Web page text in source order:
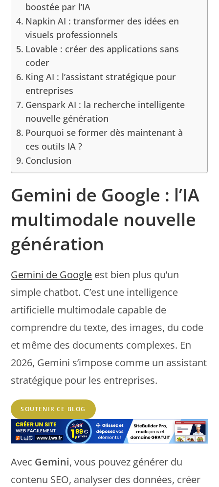
boostée par l’IA
Napkin AI : transformer des idées en
visuels professionnels
Lovable : créer des applications sans
coder
King AI : l’assistant stratégique pour
entreprises
Genspark AI : la recherche intelligente
nouvelle génération
Pourquoi se former dès maintenant à
ces outils IA ?
Conclusion
Gemini de Google : l’IA
multimodale nouvelle
génération
Gemini de Google est bien plus qu’un
simple chatbot. C’est une intelligence
artificielle multimodale capable de
comprendre du texte, des images, du code
et même des documents complexes. En
2026, Gemini s’impose comme un assistant
stratégique pour les entreprises.
SOUTENIR CE BLOG
Avec Gemini, vous pouvez générer du
contenu SEO, analyser des données, créer